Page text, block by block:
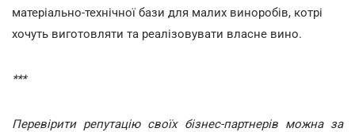
матеріально-технічної бази для малих виноробів, котрі
хочуть виготовляти та реалізовувати власне вино.
***
Перевірити репутацію своїх бізнес-партнерів можна за